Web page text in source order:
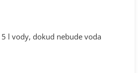
l vody, dokud nebude voda